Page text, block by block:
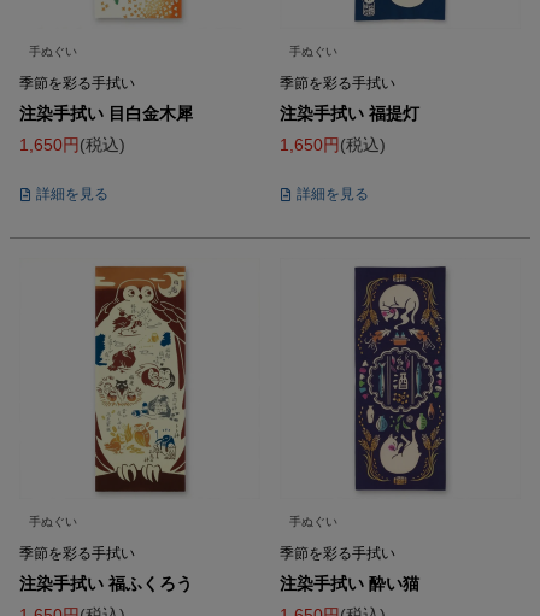
手ぬぐい
季節を彩る手拭い
注染手拭い 目白金木犀
1,650
税込
詳細を見る
手ぬぐい
季節を彩る手拭い
注染手拭い 福提灯
1,650
税込
詳細を見る
手ぬぐい
季節を彩る手拭い
注染手拭い 福ふくろう
手ぬぐい
季節を彩る手拭い
注染手拭い 酔い猫